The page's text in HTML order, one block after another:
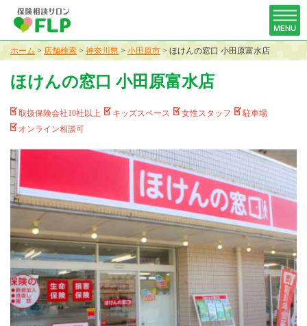
ホーム > 店舗検索 > 神奈川県 > 小田原市 > ほけんの窓口 小田原富水店
ほけんの窓口 小田原富水店
取扱保険会社10社以上 キッズスペース 女性スタッフ
駐車場
オンライン相談可